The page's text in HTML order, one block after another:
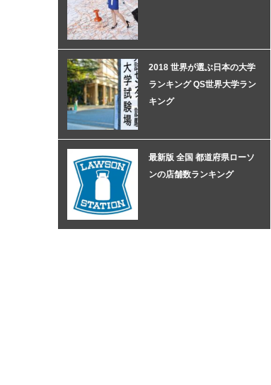
2018 世界が選ぶ日本の大学
ランキング QS世界大学ラン
キング
最新版 全国 都道府県ローソ
ンの店舗数ランキング